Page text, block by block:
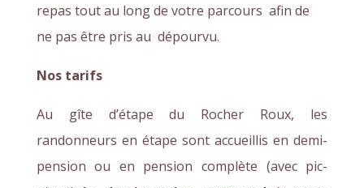
repas tout au long de votre parcours afin de
ne pas être pris au dépourvu.
Nos tarifs
Au gîte d’étape du Rocher Roux, les
randonneurs en étape sont accueillis en demi-
pension ou en pension complète (avec pic-